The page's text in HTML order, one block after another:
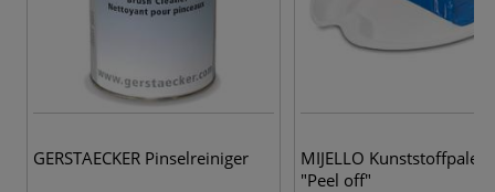
GERSTAECKER Pinselreiniger
MIJELLO
"Peel off"